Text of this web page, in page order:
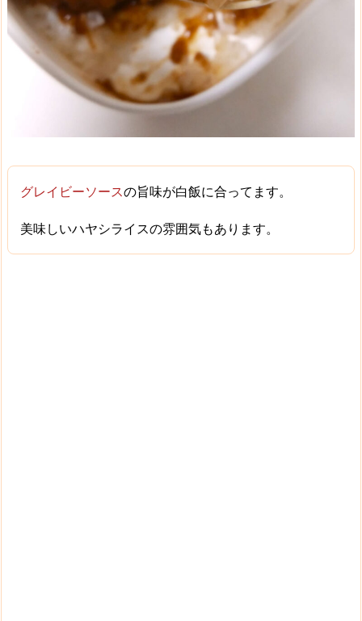
グレイビーソースの旨味が白飯に合ってます。
美味しいハヤシライスの雰囲気もあります。